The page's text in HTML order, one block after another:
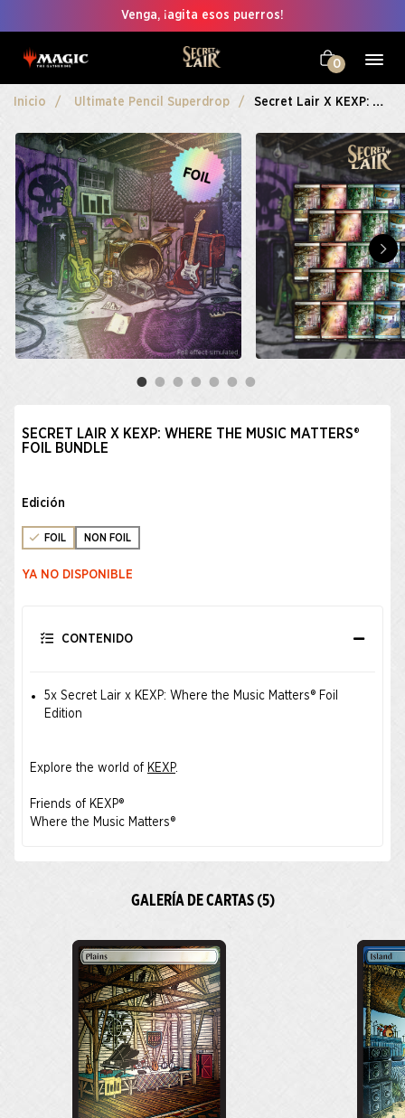
Venga, ¡agita esos puerros!
0
Inicio Ultimate Pencil Superdrop Secret Lair X KEXP: Where The Music Matters® Foil Bundle
SECRET LAIR X KEXP: WHERE THE MUSIC MATTERS®
FOIL BUNDLE
Edición
FOIL NON FOIL
YA NO DISPONIBLE
CONTENIDO
5x Secret Lair x KEXP: Where the Music Matters® Foil
Edition
Explore the world of KEXP.
Friends of KEXP®
Where the Music Matters®
GALERÍA DE CARTAS (5)